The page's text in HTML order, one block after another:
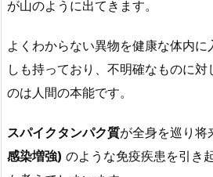
が山のように出てきます。
よくわからない異物を健康な体内
しも持っており、不明確なものに対
のは人間の本能です。
スパイクタンパク質が全身を巡り将
感染増強) のような免疫疾患を引き